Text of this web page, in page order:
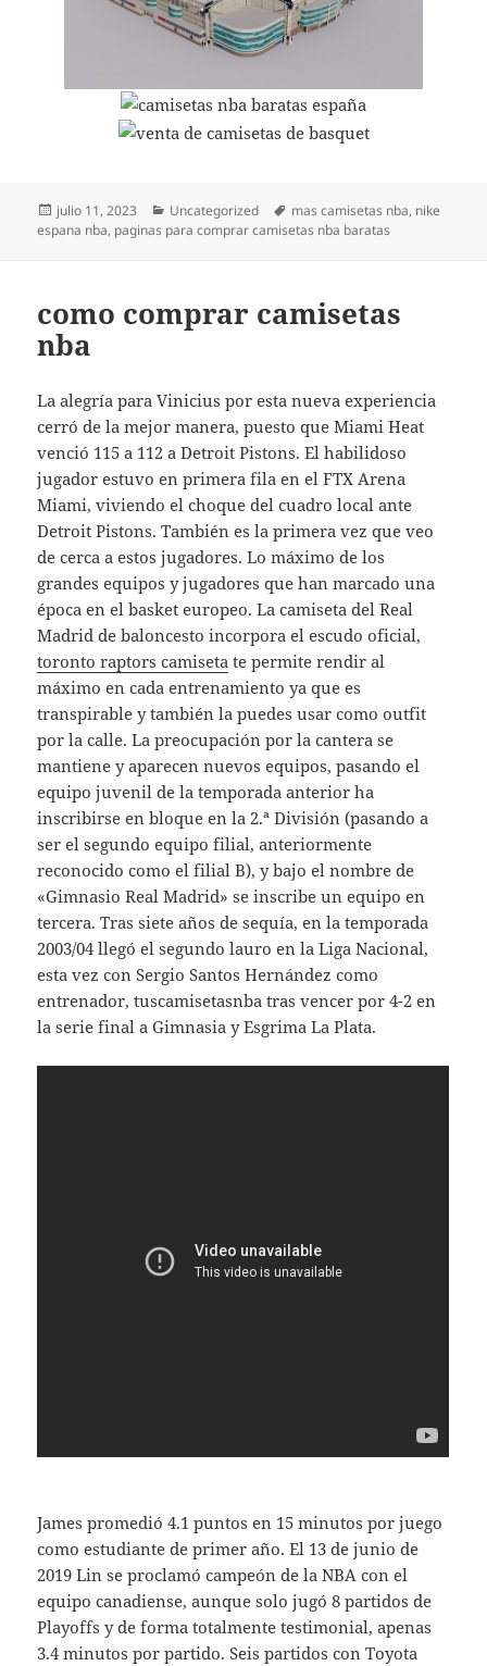
Publicado
el
julio 11, 2023 Categorías
Uncategorized Etiquetas
mas camisetas nba, nike
espana nba, paginas para comprar camisetas nba baratas
como comprar camisetas
nba
La alegría para Vinicius por esta nueva experiencia
cerró de la mejor manera, puesto que Miami Heat
venció 115 a 112 a Detroit Pistons. El habilidoso
jugador estuvo en primera fila en el FTX Arena
Miami, viviendo el choque del cuadro local ante
Detroit Pistons. También es la primera vez que veo
de cerca a estos jugadores. Lo máximo de los
grandes equipos y jugadores que han marcado una
época en el basket europeo. La camiseta del Real
Madrid de baloncesto incorpora el escudo oficial,
toronto raptors camiseta te permite rendir al
máximo en cada entrenamiento ya que es
transpirable y también la puedes usar como outfit
por la calle. La preocupación por la cantera se
mantiene y aparecen nuevos equipos, pasando el
equipo juvenil de la temporada anterior ha
inscribirse en bloque en la 2.ª División (pasando a
ser el segundo equipo filial, anteriormente
reconocido como el filial B), y bajo el nombre de
«Gimnasio Real Madrid» se inscribe un equipo en
tercera. Tras siete años de sequía, en la temporada
2003/04 llegó el segundo lauro en la Liga Nacional,
esta vez con Sergio Santos Hernández como
entrenador, tuscamisetasnba tras vencer por 4-2 en
la serie final a Gimnasia y Esgrima La Plata.
James promedió 4.1 puntos en 15 minutos por juego
como estudiante de primer año. El 13 de junio de
2019 Lin se proclamó campeón de la NBA con el
equipo canadiense, aunque solo jugó 8 partidos de
Playoffs y de forma totalmente testimonial, apenas
3.4 minutos por partido. Seis partidos con Toyota